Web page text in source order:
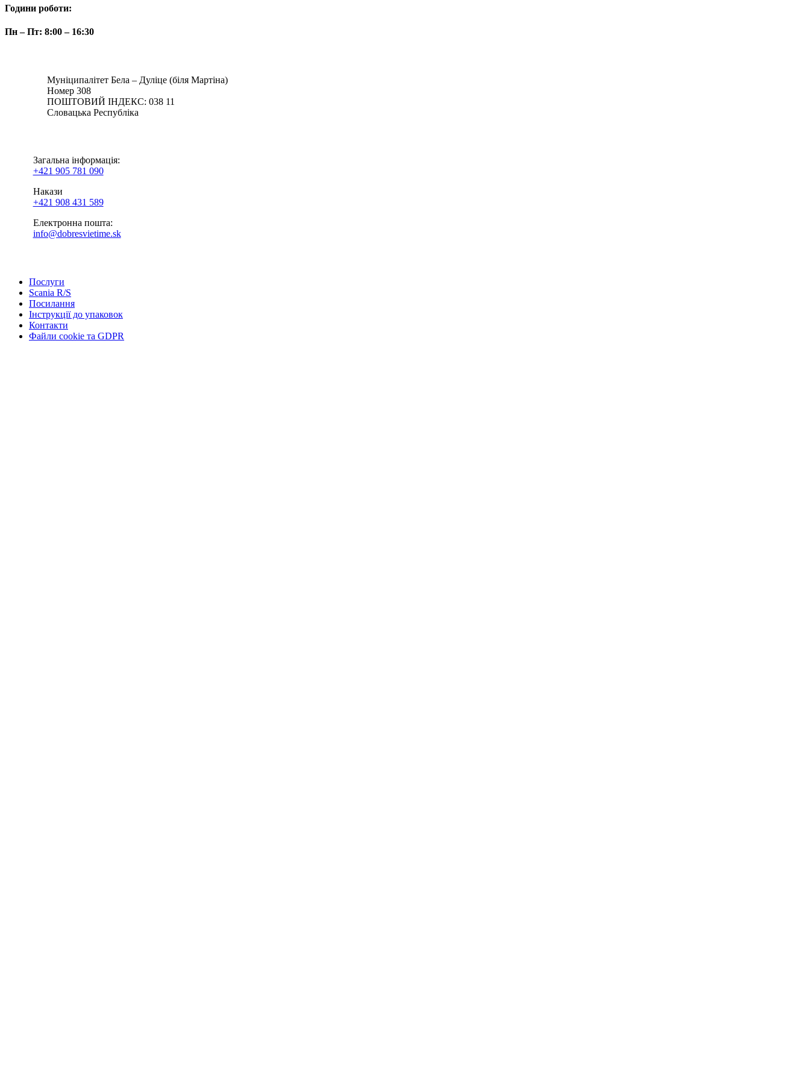
Години роботи:
Пн – Пт: 8:00 – 16:30
Муніципалітет Бела – Дуліце (біля Мартіна)
Номер 308
ПОШТОВИЙ ІНДЕКС: 038 11
Словацька Республіка
Загальна інформація:
+421 905 781 090
Накази
+421 908 431 589
Електронна пошта:
info@dobresvietime.sk
Послуги
Scania R/S
Посилання
Інструкції до упаковок
Контакти
Файли cookie та GDPR